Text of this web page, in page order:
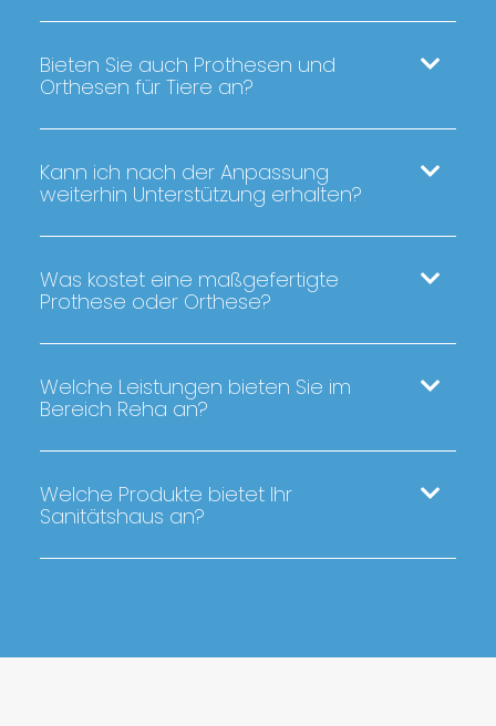
Bieten Sie auch Prothesen und
Orthesen für Tiere an?
Kann ich nach der Anpassung
weiterhin Unterstützung erhalten?
Was kostet eine maßgefertigte
Prothese oder Orthese?
Welche Leistungen bieten Sie im
Bereich Reha an?
Welche Produkte bietet Ihr
Sanitätshaus an?